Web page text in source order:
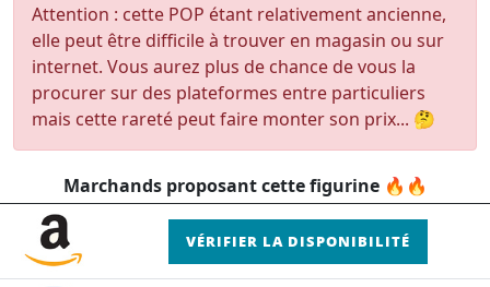
Attention : cette POP étant relativement ancienne,
elle peut être difficile à trouver en magasin ou sur
internet. Vous aurez plus de chance de vous la
procurer sur des plateformes entre particuliers
mais cette rareté peut faire monter son prix... 🤔
Marchands proposant cette figurine 🔥🔥
VÉRIFIER LA DISPONIBILITÉ